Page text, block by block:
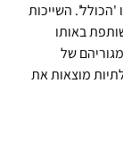
השייכות
באותו
של
מוצאות את